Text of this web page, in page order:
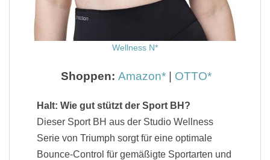
Wellness N
Shoppen: Amazon | OTTO
Halt: Wie gut stützt der Sport BH?
Dieser Sport BH aus der Studio Wellness
Serie von Triumph sorgt für eine optimale
Bounce-Control für gemäßigte Sportarten und